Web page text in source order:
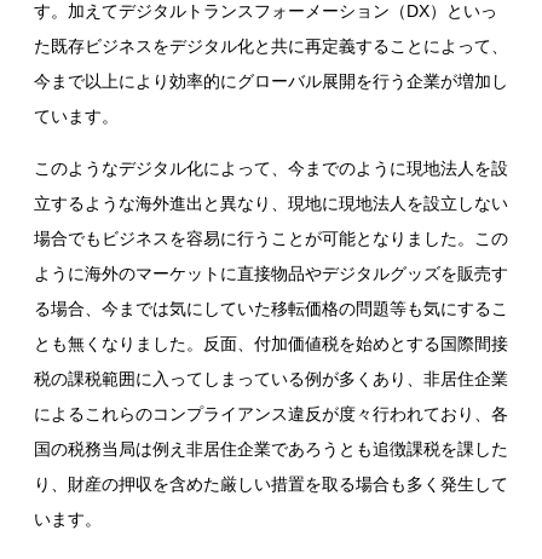
域内取得の課税地
輸入の課税地
非課税取引
付加価値税番号登録・付加価値税申告
付加価値税申告
インボイスの発行
その他の登録
EORI登録
その他の申告
ECセールスリスト申告
付加価値税還付
対象となる企業事例
最後に
す。加えてデジタルトランスフォーメーション（DX）といっ
た既存ビジネスをデジタル化と共に再定義することによって、
今まで以上により効率的にグローバル展開を行う企業が増加し
ています。
このようなデジタル化によって、今までのように現地法人を設
立するような海外進出と異なり、現地に現地法人を設立しない
場合でもビジネスを容易に行うことが可能となりました。この
ように海外のマーケットに直接物品やデジタルグッズを販売す
る場合、今までは気にしていた移転価格の問題等も気にするこ
とも無くなりました。反面、付加価値税を始めとする国際間接
税の課税範囲に入ってしまっている例が多くあり、非居住企業
によるこれらのコンプライアンス違反が度々行われており、各
国の税務当局は例え非居住企業であろうとも追徴課税を課した
り、財産の押収を含めた厳しい措置を取る場合も多く発生して
います。